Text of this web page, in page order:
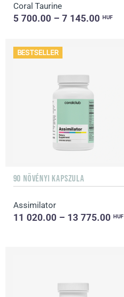
Coral Taurine
5 700.00 – 7 145.00 HUF
BESTSELLER
90 NÖVÉNYI KAPSZULA
Assimilator
11 020.00 – 13 775.00 HUF